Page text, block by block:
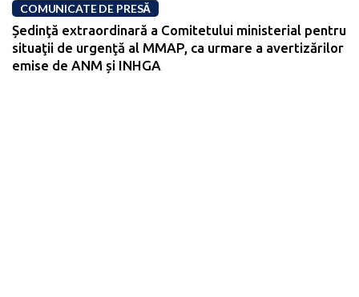
COMUNICATE DE PRESĂ
Ședinţă extraordinară a Comitetului ministerial pentru
situaţii de urgenţă al MMAP, ca urmare a avertizărilor
emise de ANM și INHGA